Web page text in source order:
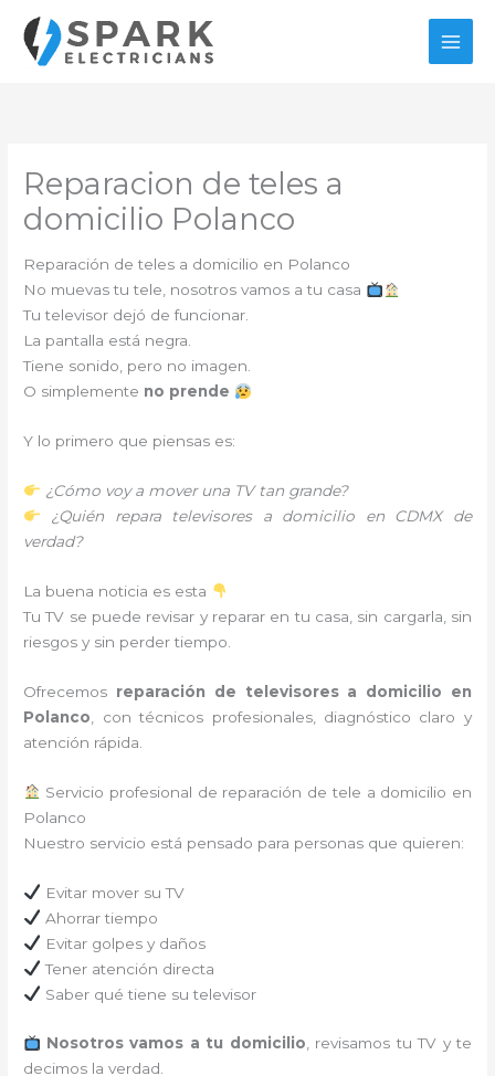
contenido
Reparacion de teles a
domicilio Polanco
Reparación de teles a domicilio en Polanco
No muevas tu tele, nosotros vamos a tu casa
Tu televisor dejó de funcionar.
La pantalla está negra.
Tiene sonido, pero no imagen.
O simplemente no prende
Y lo primero que piensas es:
¿Cómo voy a mover una TV tan grande?
¿Quién repara televisores a domicilio en CDMX de
verdad?
La buena noticia es esta
Tu TV se puede revisar y reparar en tu casa, sin cargarla, sin
riesgos y sin perder tiempo.
Ofrecemos reparación de televisores a domicilio en
Polanco , con técnicos profesionales, diagnóstico claro y
atención rápida.
Servicio profesional de reparación de tele a domicilio en
Polanco
Nuestro servicio está pensado para personas que quieren:
Evitar mover su TV
Ahorrar tiempo
Evitar golpes y daños
Tener atención directa
Saber qué tiene su televisor
Nosotros vamos a tu domicilio, revisamos tu TV y te
decimos la verdad.